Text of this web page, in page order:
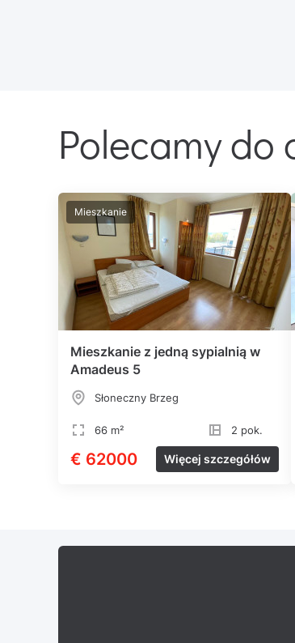
Polecamy do
Mieszkanie
Mieszkanie z jedną sypialnią w
Amadeus 5
Słoneczny Brzeg
66 m² 2 pok.
€ 62000 Więcej szczegółów